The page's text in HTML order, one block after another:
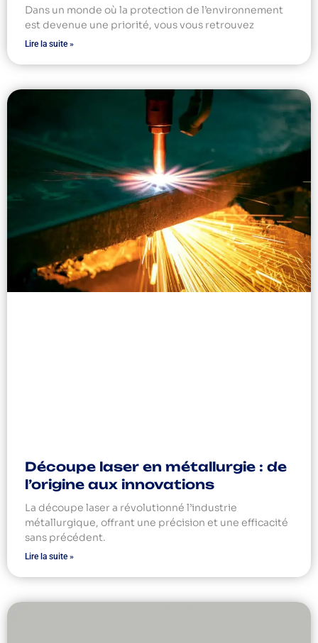
Dans un monde où la protection de l’environnement
est devenue une priorité, vous vous retrouvez
Lire la suite »
Découpe laser en métallurgie : de
l’origine aux innovations
La découpe laser a révolutionné l’industrie
métallurgique, offrant une précision et une efficacité
sans précédent.
Lire la suite »